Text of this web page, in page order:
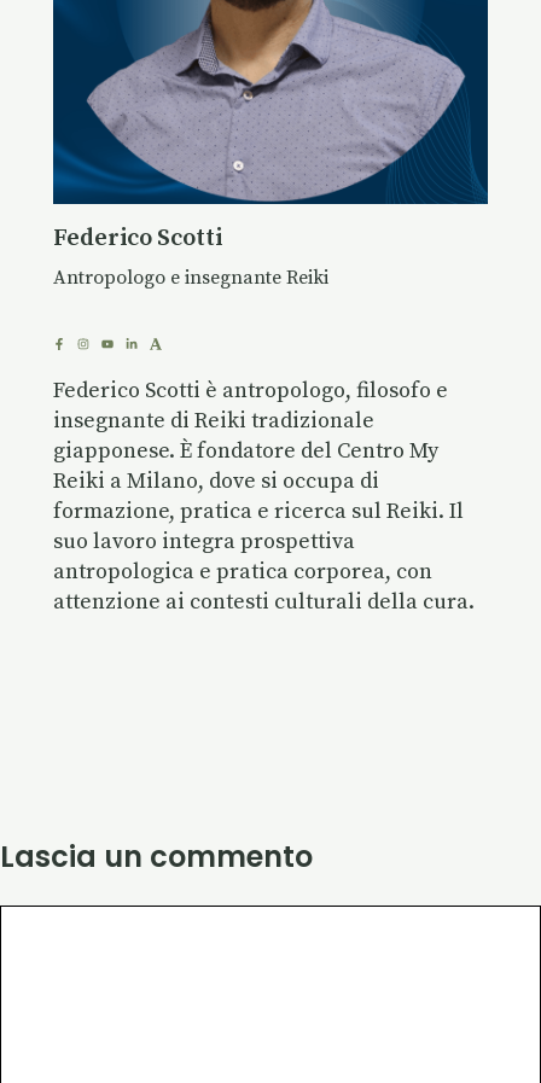
Federico Scotti
Antropologo e insegnante Reiki
Federico Scotti è antropologo, filosofo e
insegnante di Reiki tradizionale
giapponese. È fondatore del Centro My
Reiki a Milano, dove si occupa di
formazione, pratica e ricerca sul Reiki. Il
suo lavoro integra prospettiva
antropologica e pratica corporea, con
attenzione ai contesti culturali della cura.
Lascia un commento